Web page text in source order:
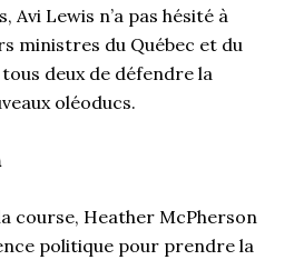
Avi Lewis n’a pas hésité à
ministres du Québec et du
tous deux de défendre la
oléoducs.
course, Heather McPherson
politique pour prendre la